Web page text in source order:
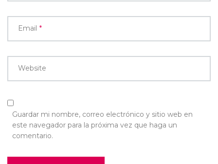
Email *
Website
Guardar mi nombre, correo electrónico y sitio web en
este navegador para la próxima vez que haga un
comentario.